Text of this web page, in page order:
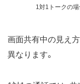
1対1トークの場
画面共有中の見え
異なります。